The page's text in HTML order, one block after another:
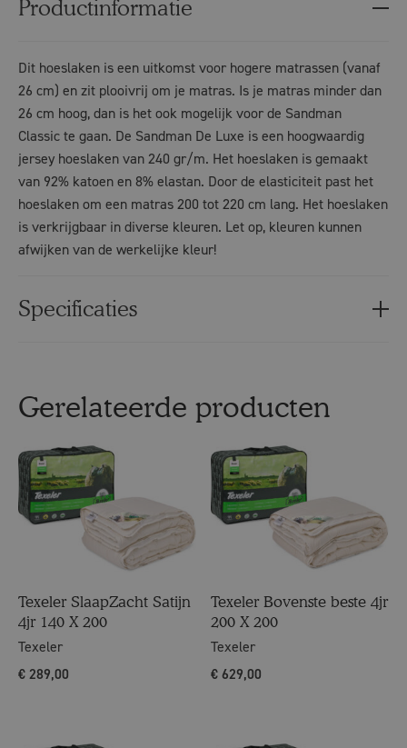
Productinformatie
Dit hoeslaken is een uitkomst voor hogere matrassen (vanaf
26 cm) en zit plooivrij om je matras. Is je matras minder dan
26 cm hoog, dan is het ook mogelijk voor de Sandman
Classic te gaan. De Sandman De Luxe is een hoogwaardig
jersey hoeslaken van 240 gr/m. Het hoeslaken is gemaakt
van 92% katoen en 8% elastan. Door de elasticiteit past het
hoeslaken om een matras 200 tot 220 cm lang. Het hoeslaken
is verkrijgbaar in diverse kleuren. Let op, kleuren kunnen
afwijken van de werkelijke kleur!
Specificaties
Gerelateerde producten
Texeler SlaapZacht Satijn
4jr 140 X 200
Texeler
€ 289,00
Texeler Bovenste beste 4jr
200 X 200
Texeler
€ 629,00